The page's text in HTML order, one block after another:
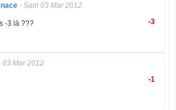
- Sam 03 Mar 2012
-3
-3 là ???
03 Mar 2012
-1